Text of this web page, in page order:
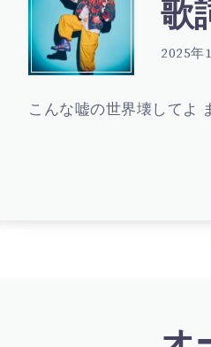
歌
詞
り
キ
ヨ
シ
ー
歌
2025年
こんな嘘の世界壊して